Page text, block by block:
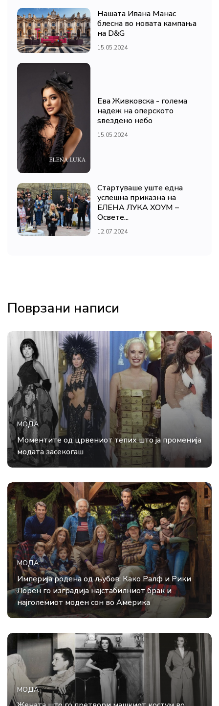
Нашата Ивана Манас
блесна во новата кампања
на D&G
15.05.2024
Ева Живковска - голема
надеж на оперското
ѕвездено небо
15.05.2024
Стартуваше уште една
успешна приказна на
ЕЛЕНА ЛУКА ХОУМ –
Освете...
12.07.2024
Поврзани написи
МОДА
Моментите од црвениот тепих што ја променија
модата засекогаш
МОДА
Империја родена од љубов: Како Ралф и Рики
Лорен го изградија најстабилниот брак и
најголемиот моден сон во Америка
МОДА